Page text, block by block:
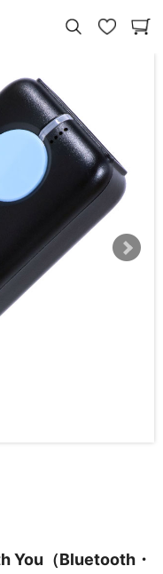
You（Bluetooth・